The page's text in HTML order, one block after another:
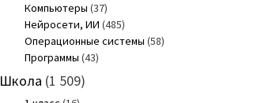
Компьютеры (37)
Нейросети, ИИ (485)
Операционные системы (58)
Программы (43)
Школа (1 509)